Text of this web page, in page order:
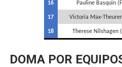
16 Pauline Basquin
17 Victoria Max-
18 Therese Nilshagen
DOMA POR